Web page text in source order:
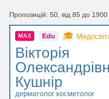
Пропозицій: 50, від 85 до
MAX Edu 🎓
Вікторія
Кушнір
дерматолог косметолог